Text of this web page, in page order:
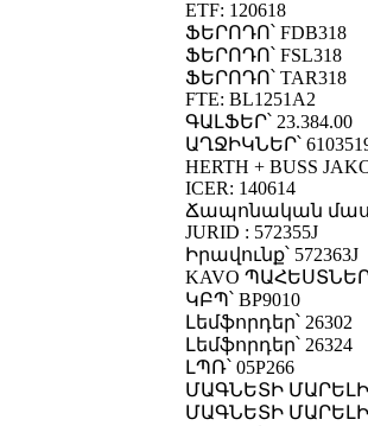
ETF: 120618
ՖԵՐՈԴՈ՝ FDB318
ՖԵՐՈԴՈ՝ FSL318
ՖԵՐՈԴՈ՝ TAR318
FTE: BL1251A2
ԳԱԼՖԵՐ՝ 23.384.00
ԱՂՋԻԿՆԵՐ՝
HERTH + BUSS
ICER: 140614
Ճապոնական
JURID : 572355J
Իրավունք՝ 572363J
KAVO ՊԱՀԵՍՏՆԵՐ՝
ԿԲՊ՝ BP9010
Լեմֆորդեր՝ 26302
Լեմֆորդեր՝ 26324
ԼՊՌ՝ 05P266
ՄԱԳՆԵՏԻ ՄԱՐԵԼԻ՝
ՄԱԳՆԵՏԻ ՄԱՐԵԼԻ՝